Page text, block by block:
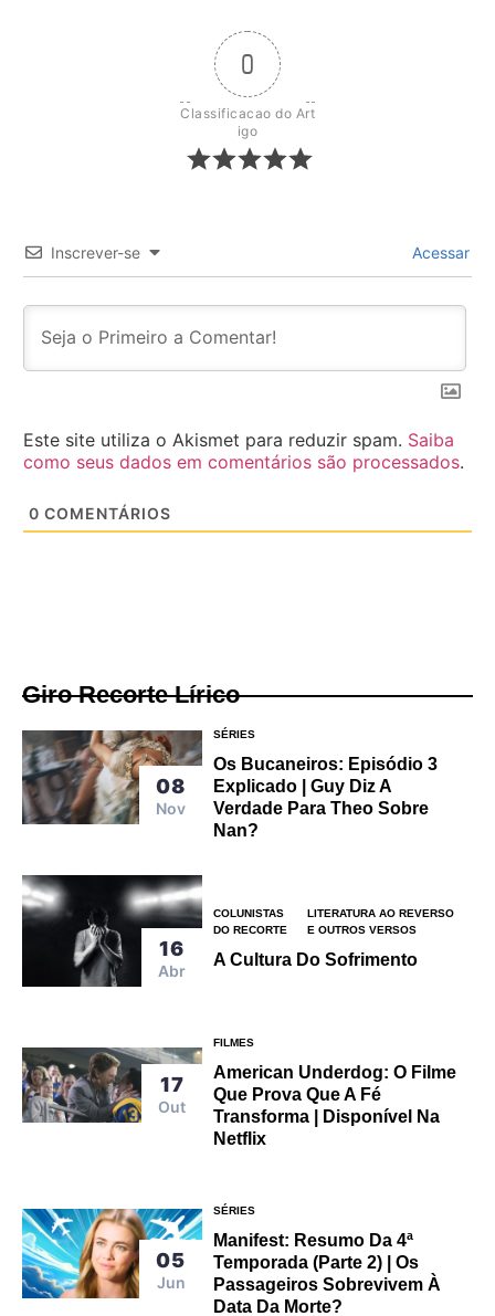
0
Classificacao do Art
igo
Inscrever-se Acessar
Este site utiliza o Akismet para reduzir spam. Saiba
como seus dados em comentários são processados.
0 COMENTÁRIOS
Giro Recorte Lírico
08
Nov
SÉRIES
Os Bucaneiros: Episódio 3
Explicado | Guy Diz A
Verdade Para Theo Sobre
Nan?
16
Abr
COLUNISTAS
DO RECORTE
LITERATURA AO REVERSO
E OUTROS VERSOS
A Cultura Do Sofrimento
17
Out
FILMES
American Underdog: O Filme
Que Prova Que A Fé
Transforma | Disponível Na
Netflix
05
Jun
SÉRIES
Manifest: Resumo Da 4ª
Temporada (parte 2) | Os
Passageiros Sobrevivem À
Data Da Morte?